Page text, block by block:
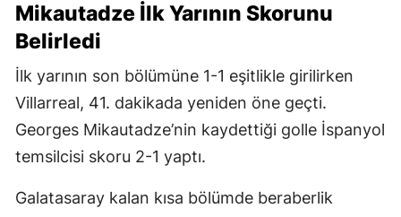
Mikautadze İlk Yarının Skorunu
Belirledi
İlk yarının son bölümüne 1-1 eşitlikle girilirken
Villarreal, 41. dakikada yeniden öne geçti.
Georges Mikautadze’nin kaydettiği golle İspanyol
temsilcisi skoru 2-1 yaptı.
Galatasaray kalan kısa bölümde beraberlik